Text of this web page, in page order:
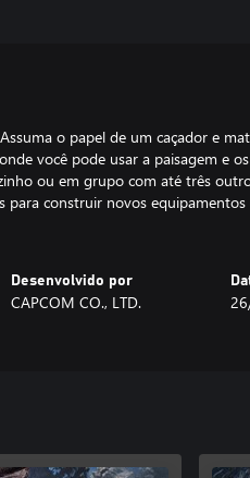
o papel de um caçador e
você pode usar a paisagem e
ou em grupo com até três
para construir novos equipamentos
Desenvolvido por
CAPCOM CO., LTD.